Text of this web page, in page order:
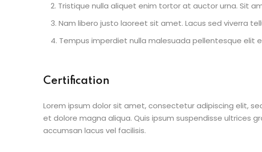
Tristique nulla aliquet enim tortor at auctor urna. Sit
Nam libero justo laoreet sit amet. Lacus sed viverra
Tempus imperdiet nulla malesuada pellentesque elit
Certification
Lorem ipsum dolor sit amet, consectetur adipiscing elit,
et dolore magna aliqua. Quis ipsum suspendisse ultrices
accumsan lacus vel facilisis.